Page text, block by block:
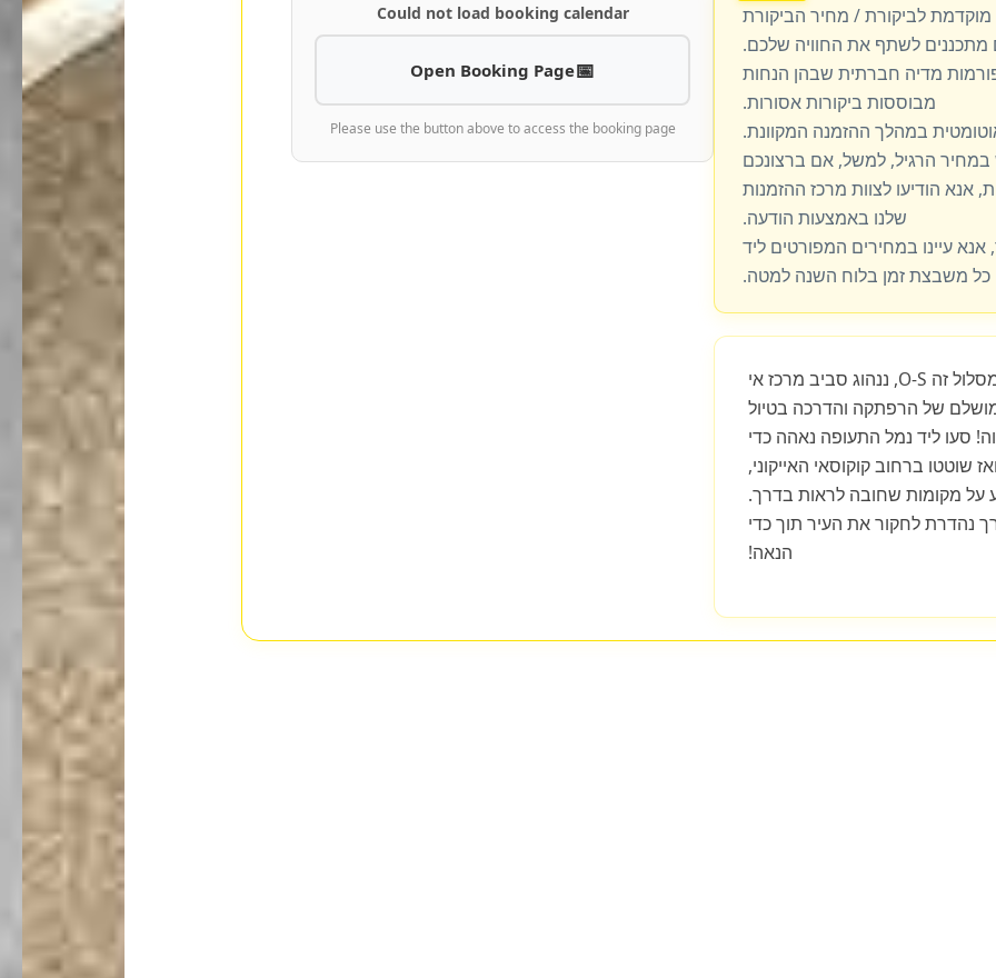
לביקורת / מחיר הביקורת
לשתף את החוויה שלכם.
מדיה חברתית שבהן הנחות
מבוססות ביקורות אסורות.
במהלך ההזמנה המקוונת.
הרגיל, למשל, אם ברצונכם
אנא הודיעו לצוות מרכז ההזמנות
שלנו באמצעות הודעה.
עיינו במחירים המפורטים ליד
כל משבצת זמן בלוח השנה למטה.
כחצי שעה. במסלול זה O-S, ננהוג סביב מרכז אי
של הרפתקה והדרכה בטיול
סעו ליד נמל התעופה נאהה כדי
שוטטו ברחוב קוקוסאי האייקוני,
על מקומות שחובה לראות בדרך.
נהדרת לחקור את העיר תוך כדי
הנאה!
Could not load booking calendar
Open Booking Page
Please use the button above to access the booking page